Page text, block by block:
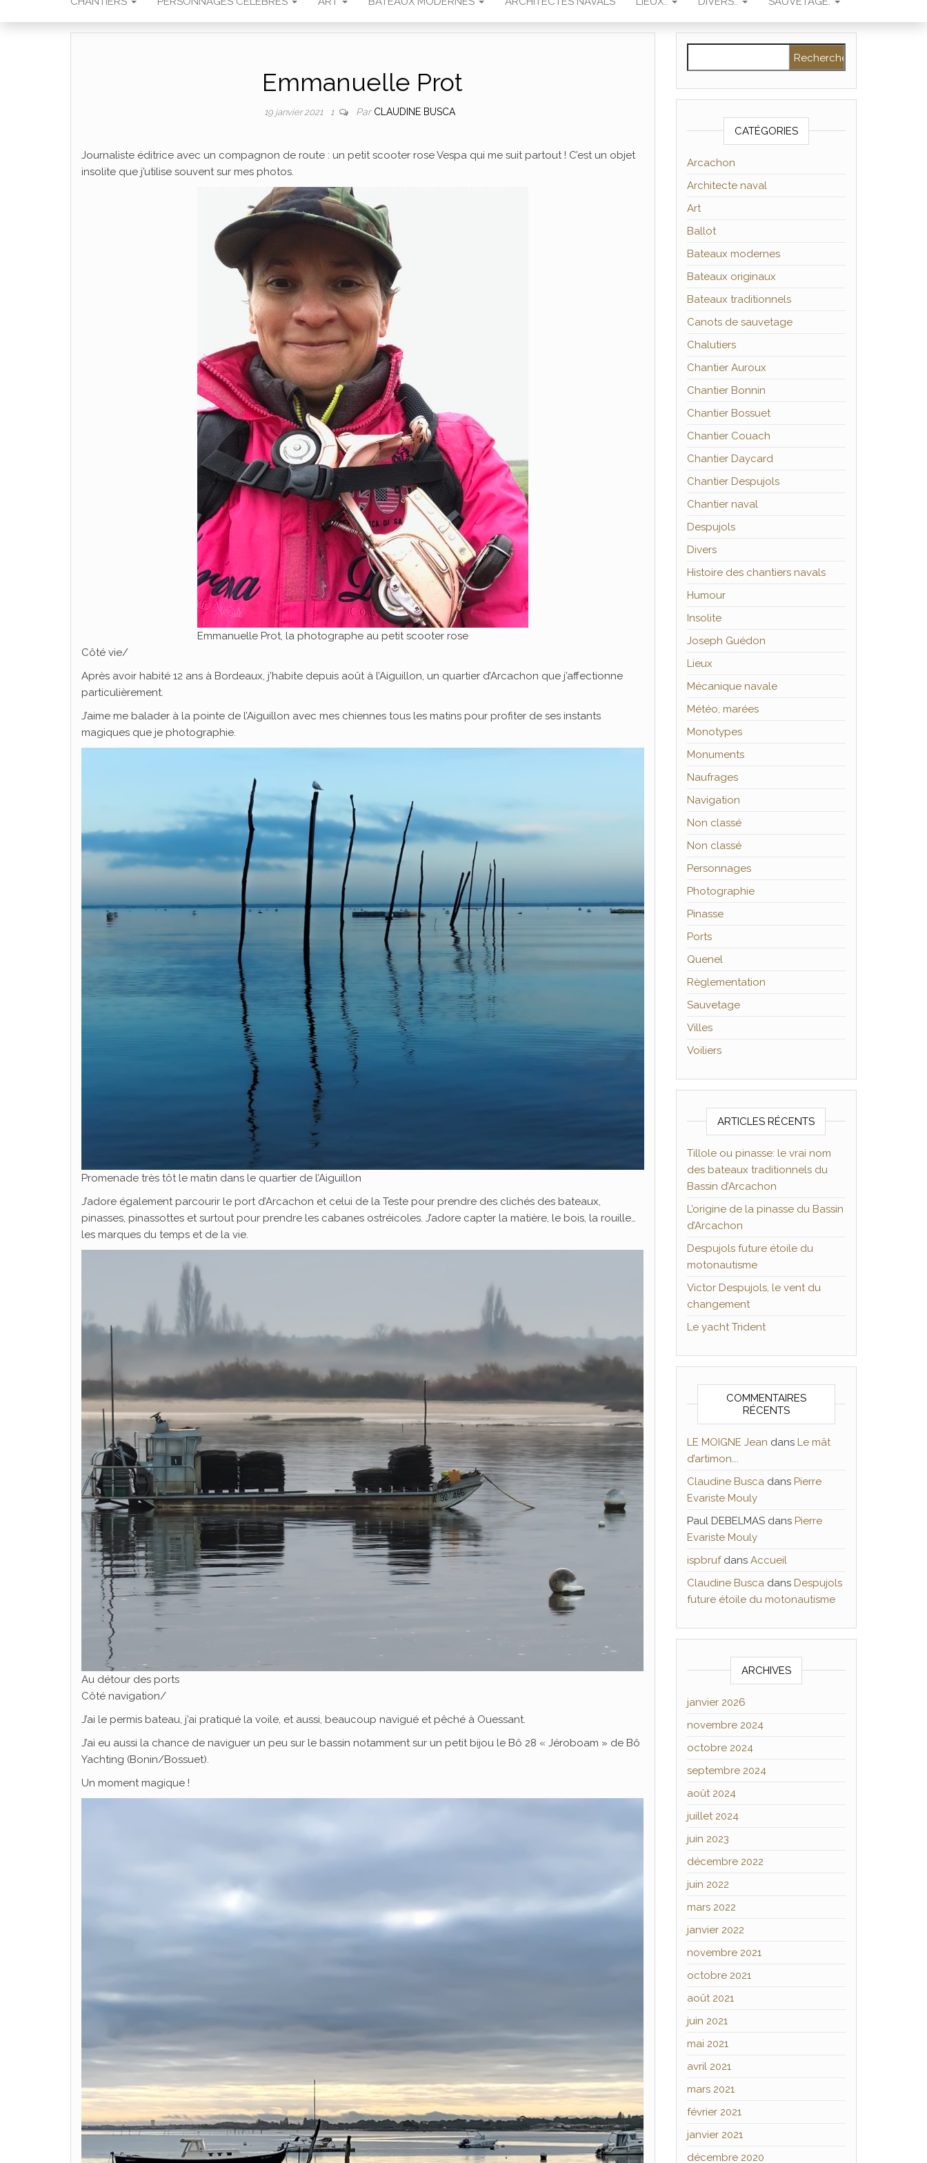
Emmanuelle Prot
19 janvier 2021 1 Par CLAUDINE BUSCA
Journaliste éditrice avec un compagnon de route : un petit scooter rose Vespa qui me suit partout ! C’est un objet
insolite que j’utilise souvent sur mes photos.
Emmanuelle Prot, la photographe au petit scooter rose
Côté vie/
Après avoir habité 12 ans à Bordeaux, j’habite depuis août à l’Aiguillon, un quartier d’Arcachon que j’affectionne
particulièrement.
J’aime me balader à la pointe de l’Aiguillon avec mes chiennes tous les matins pour profiter de ses instants
magiques que je photographie.
Promenade très tôt le matin dans le quartier de l’Aiguillon
J’adore également parcourir le port d’Arcachon et celui de la Teste pour prendre des clichés des bateaux,
pinasses, pinassottes et surtout pour prendre les cabanes ostréicoles. J’adore capter la matière, le bois, la rouille…
les marques du temps et de la vie.
Au détour des ports
Côté navigation/
J’ai le permis bateau, j’ai pratiqué la voile, et aussi, beaucoup navigué et pêché à Ouessant.
J’ai eu aussi la chance de naviguer un peu sur le bassin notamment sur un petit bijou le Bô 28 « Jéroboam » de Bô
Yachting (Bonin/Bossuet).
Un moment magique !
CATÉGORIES
Arcachon
Architecte naval
Art
Ballot
Bateaux modernes
Bateaux originaux
Bateaux traditionnels
Canots de sauvetage
Chalutiers
Chantier Auroux
Chantier Bonnin
Chantier Bossuet
Chantier Couach
Chantier Daycard
Chantier Despujols
Chantier naval
Despujols
Divers
Histoire des chantiers navals
Humour
Insolite
Joseph Guédon
Lieux
Mécanique navale
Météo, marées
Monotypes
Monuments
Naufrages
Navigation
Non classé
Non classé
Personnages
Photographie
Pinasse
Ports
Quenel
Règlementation
Sauvetage
Villes
Voiliers
ARTICLES RÉCENTS
Tillole ou pinasse: le vrai nom
des bateaux traditionnels du
Bassin d’Arcachon
L’origine de la pinasse du Bassin
d’Arcachon
Despujols future étoile du
motonautisme
Victor Despujols, le vent du
changement
Le yacht Trident
COMMENTAIRES
RÉCENTS
LE MOIGNE Jean dans Le mât
d’artimon….
Claudine Buscadans Pierre
Evariste Mouly
Paul DEBELMASdans Pierre
Evariste Mouly
ispbrufdans Accueil
Claudine Buscadans Despujols
future étoile du motonautisme
ARCHIVES
janvier 2026
novembre 2024
octobre 2024
septembre 2024
août 2024
juillet 2024
juin 2023
décembre 2022
juin 2022
mars 2022
janvier 2022
novembre 2021
octobre 2021
août 2021
juin 2021
mai 2021
avril 2021
mars 2021
février 2021
janvier 2021
décembre 2020